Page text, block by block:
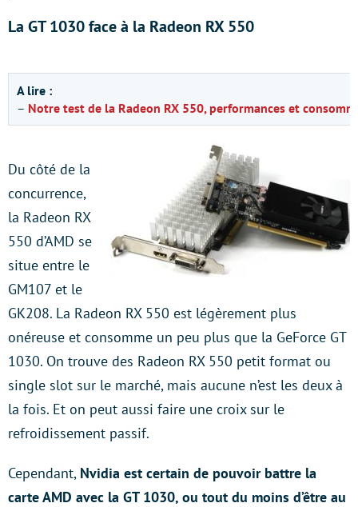
La GT 1030 face à la Radeon RX 550
A lire :
– Notre test de la Radeon RX 550, performances et
Du côté de la
concurrence,
la Radeon RX
550 d’AMD se
situe entre le
GM107 et le
GK208. La Radeon RX 550 est légèrement plus
onéreuse et consomme un peu plus que la GeForce GT
1030. On trouve des Radeon RX 550 petit format ou
single slot sur le marché, mais aucune n’est les deux à
la fois. Et on peut aussi faire une croix sur le
refroidissement passif.
Cependant, Nvidia est certain de pouvoir battre la
carte AMD avec la GT 1030, ou tout du moins d’être au